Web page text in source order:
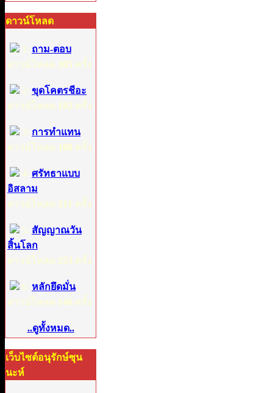
ดาวน์โหลด
1: ถาม-ตอบ
ดาวน์โหลด 305 ครั้ง
2: ขุดโคตรชีอะ
ดาวน์โหลด 192 ครั้ง
3: การทำแทน
ดาวน์โหลด 108 ครั้ง
4: ศรัทธาแบบ
อิสลาม
ดาวน์โหลด 211 ครั้ง
5: สัญญาณวัน
สิ้นโลก
ดาวน์โหลด 253 ครั้ง
6: หลักยึดมั่น
ดาวน์โหลด 146 ครั้ง
..ดูทั้งหมด..
เว็บไซต์อนุรักษ์ซุน
นะห์